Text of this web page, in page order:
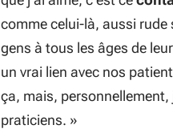
comme celui-là, aussi rude
gens à tous les âges de
un vrai lien avec nos
ça, mais,
praticiens. »